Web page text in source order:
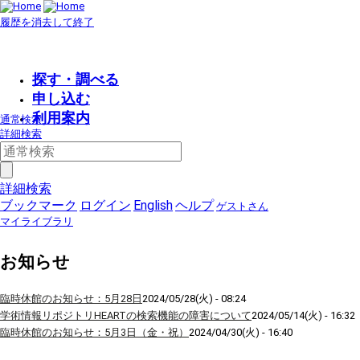
履歴を消去して終了
探す・調べる
申し込む
利用案内
通常検索
詳細検索
詳細検索
ブックマーク ログイン Englishヘルプ ゲストさん
マイライブラリ
お知らせ
臨時休館のお知らせ：5月28日 2024/05/28(火) - 08:24
学術情報リポジトリHEARTの検索機能の障害について2024/05/14(火) - 16:32
臨時休館のお知らせ：5月3日（金・祝） 2024/04/30(火) - 16:40